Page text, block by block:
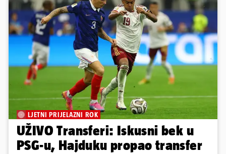
LJETNI PRIJELAZNI ROK
UŽIVO Transferi: Iskusni bek u
PSG-u, Hajduku propao transfer